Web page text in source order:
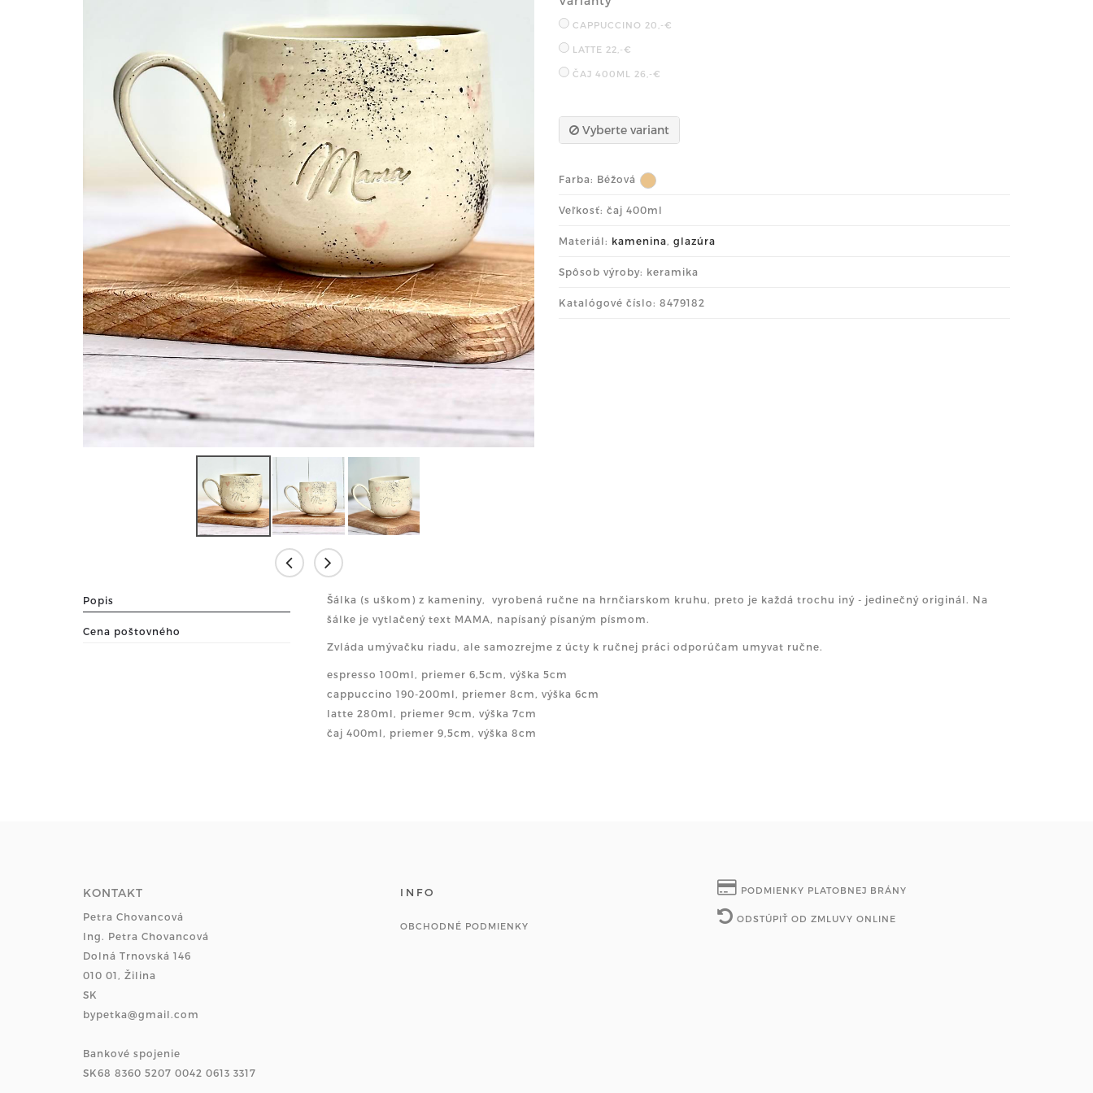
CAPPUCCINO 20,-€
LATTE 22,-€
ČAJ 400ML 26,-€
Vyberte variant
Farba: Béžová
Veľkosť: čaj 400ml
Materiál: kamenina, glazúra
Spôsob výroby: keramika
Katalógové číslo: 8479182
Popis
Cena poštovného
Šálka (s uškom) z kameniny, vyrobená ručne na hrnčiarskom kruhu, preto je každá trochu iný - jedinečný originál. Na
šálke je vytlačený text MAMA, napísaný písaným písmom.
Zvláda umývačku riadu, ale samozrejme z úcty k ručnej práci odporúčam umyvat ručne.
espresso 100ml, priemer 6,5cm, výška 5cm
cappuccino 190-200ml, priemer 8cm, výška 6cm
latte 280ml, priemer 9cm, výška 7cm
čaj 400ml, priemer 9,5cm, výška 8cm
KONTAKT
Petra Chovancová
Ing. Petra Chovancová
Dolná Trnovská 146
010 01, Žilina
SK
bypetka@gmail.com
Bankové spojenie
SK68 8360 5207 0042 0613 3317
INFO
OBCHODNÉ PODMIENKY
PODMIENKY PLATOBNEJ BRÁNY
ODSTÚPIŤ OD ZMLUVY ONLINE